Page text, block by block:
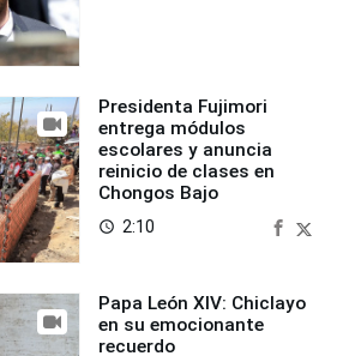
Presidenta Fujimori
entrega módulos
escolares y anuncia
reinicio de clases en
Chongos Bajo
access_time 2:10
Papa León XIV: Chiclayo
en su emocionante
recuerdo